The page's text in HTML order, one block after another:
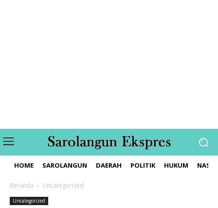
HOME SAROLANGUN DAERAH POLITIK HUKUM
Beranda Uncategorized
Uncategorized